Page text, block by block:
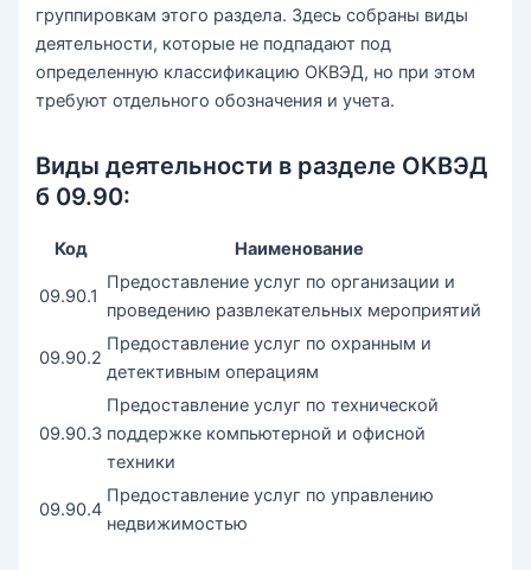
группировкам этого раздела. Здесь собраны виды
деятельности, которые не подпадают под
определенную классификацию ОКВЭД, но при этом
требуют отдельного обозначения и учета.
Виды деятельности в разделе ОКВЭД
б 09.90:
Код Наименование
09.90.1
Предоставление услуг по организации и
проведению развлекательных мероприятий
09.90.2
Предоставление услуг по охранным и
детективным операциям
09.90.3
Предоставление услуг по технической
поддержке компьютерной и офисной
техники
09.90.4
Предоставление услуг по управлению
недвижимостью